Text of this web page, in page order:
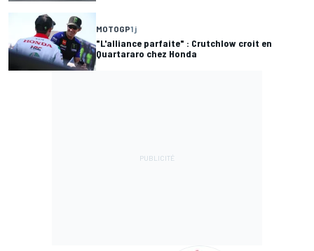
MOTOGP1 j
"L'alliance parfaite" : Crutchlow croit en
Quartararo chez Honda